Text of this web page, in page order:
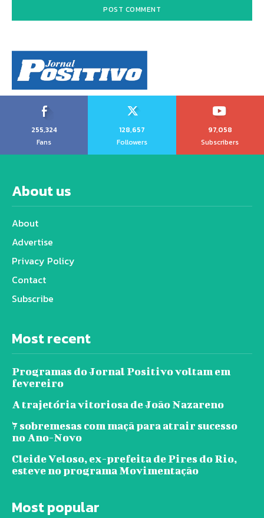
255,324
Fans
128,657
Followers
97,058
Subscribers
About us
About
Advertise
Privacy Policy
Contact
Subscribe
Most recent
Programas do Jornal Positivo voltam em
fevereiro
A trajetória vitoriosa de João Nazareno
7 sobremesas com maçã para atrair sucesso
no Ano-Novo
Cleide Veloso, ex-prefeita de Pires do Rio,
esteve no programa Movimentação
Most popular